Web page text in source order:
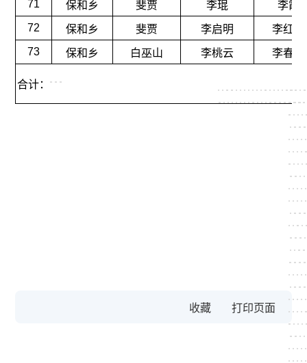
71
保和乡 斐贾 李琨
李霞
72
保和乡 斐贾 李启明
李红艳
73
保和乡 白巫山 李桃云 李春波
合计：
收藏